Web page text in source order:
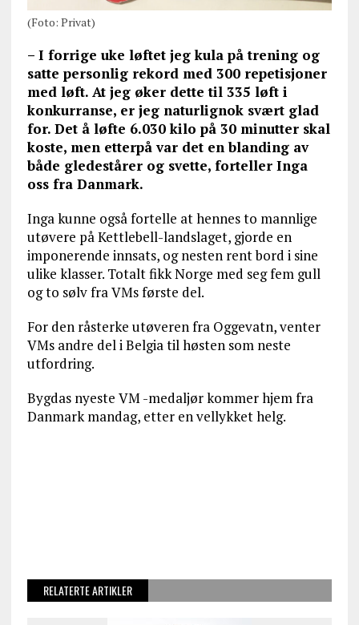
(Foto: Privat)
– I forrige uke løftet jeg kula på trening og
satte personlig rekord med 300 repetisjoner
med løft. At jeg øker dette til 335 løft i
konkurranse, er jeg naturlignok svært glad
for. Det å løfte 6.030 kilo på 30 minutter skal
koste, men etterpå var det en blanding av
både gledestårer og svette, forteller Inga
oss fra Danmark.
Inga kunne også fortelle at hennes to mannlige
utøvere på Kettlebell-landslaget, gjorde en
imponerende innsats, og nesten rent bord i sine
ulike klasser. Totalt fikk Norge med seg fem gull
og to sølv fra VMs første del.
For den råsterke utøveren fra Oggevatn, venter
VMs andre del i Belgia til høsten som neste
utfordring.
Bygdas nyeste VM -medaljør kommer hjem fra
Danmark mandag, etter en vellykket helg.
RELATERTE ARTIKLER